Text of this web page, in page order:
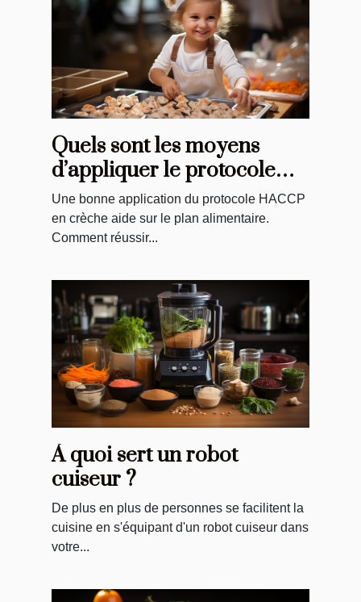
Quels sont les moyens
d’appliquer le protocole
HACCP en crèche pour
assurer une bonne denrée
alimentaire ?
Une bonne application du protocole HACCP
en crèche aide sur le plan alimentaire.
Comment réussir...
À quoi sert un robot
cuiseur ?
De plus en plus de personnes se facilitent la
cuisine en s'équipant d'un robot cuiseur dans
votre...